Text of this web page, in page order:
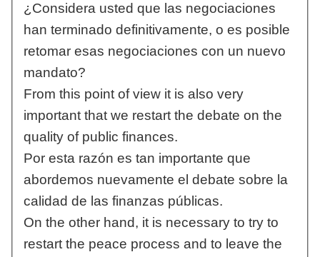
¿Considera usted que las negociaciones
han terminado definitivamente, o es posible
retomar esas negociaciones con un nuevo
mandato?
From this point of view it is also very
important that we restart the debate on the
quality of public finances.
Por esta razón es tan importante que
abordemos nuevamente el debate sobre la
calidad de las finanzas públicas.
On the other hand, it is necessary to try to
restart the peace process and to leave the